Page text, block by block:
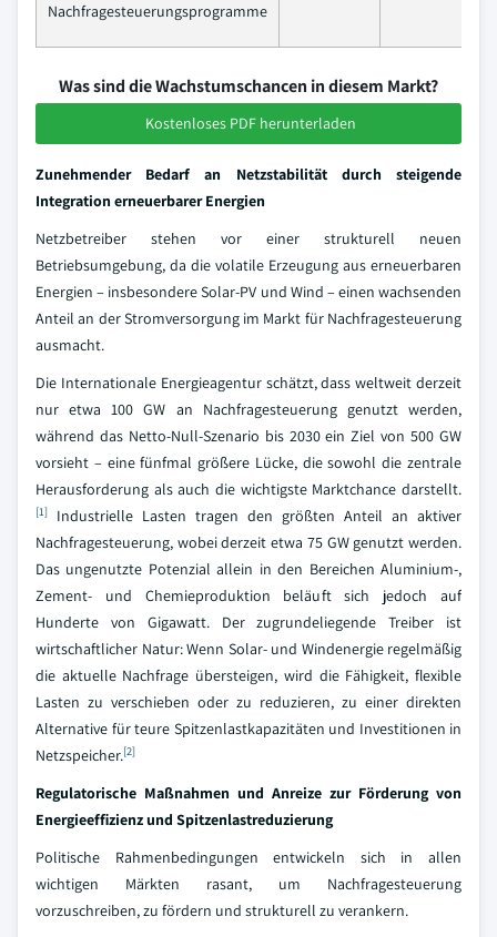
Nachfragesteuerungsprogramme
Was sind die Wachstumschancen in diesem Markt?
Kostenloses PDF herunterladen
Zunehmender Bedarf an Netzstabilität durch steigende
Integration erneuerbarer Energien
Netzbetreiber stehen vor einer strukturell neuen
Betriebsumgebung, da die volatile Erzeugung aus erneuerbaren
Energien – insbesondere Solar-PV und Wind – einen wachsenden
Anteil an der Stromversorgung im Markt für Nachfragesteuerung
ausmacht.
Die Internationale Energieagentur schätzt, dass weltweit derzeit
nur etwa 100 GW an Nachfragesteuerung genutzt werden,
während das Netto-Null-Szenario bis 2030 ein Ziel von 500 GW
vorsieht – eine fünfmal größere Lücke, die sowohl die zentrale
Herausforderung als auch die wichtigste Marktchance darstellt.
[1]
Industrielle Lasten tragen den größten Anteil an aktiver
Nachfragesteuerung, wobei derzeit etwa 75 GW genutzt werden.
Das ungenutzte Potenzial allein in den Bereichen Aluminium-,
Zement- und Chemieproduktion beläuft sich jedoch auf
Hunderte von Gigawatt. Der zugrundeliegende Treiber ist
wirtschaftlicher Natur: Wenn Solar- und Windenergie regelmäßig
die aktuelle Nachfrage übersteigen, wird die Fähigkeit, flexible
Lasten zu verschieben oder zu reduzieren, zu einer direkten
Alternative für teure Spitzenlastkapazitäten und Investitionen in
Netzspeicher.[2]
Regulatorische Maßnahmen und Anreize zur Förderung von
Energieeffizienz und Spitzenlastreduzierung
Politische Rahmenbedingungen entwickeln sich in allen
wichtigen Märkten rasant, um Nachfragesteuerung
vorzuschreiben, zu fördern und strukturell zu verankern.